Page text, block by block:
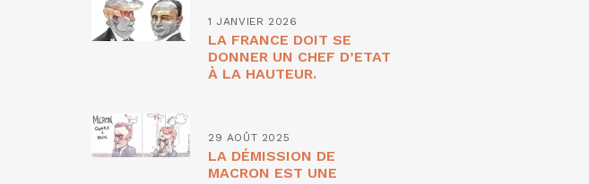
1 JANVIER 2026
LA FRANCE DOIT SE
DONNER UN CHEF D’ETAT
À LA HAUTEUR.
29 AOÛT 2025
LA DÉMISSION DE
MACRON EST UNE